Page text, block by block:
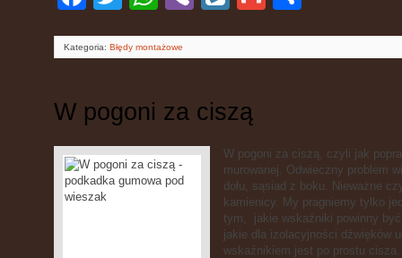
Kategoria: Błędy montażowe
W pogoni za ciszą
W pogoni za ciszą, czyli jak
murowanej. Odwieczny problem
dołu, sąsiad z boku. Nieważne
kamienicy. My pragniemy tylko
tym, jakie wskaźniki powinny
jakie dla izolacyjności dźwięków
wskaźnikiem jest po prostu